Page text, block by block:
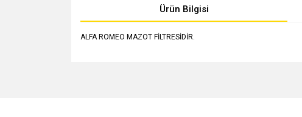
Ürün Bilgisi
ALFA ROMEO MAZOT FİLTRESİDİR.